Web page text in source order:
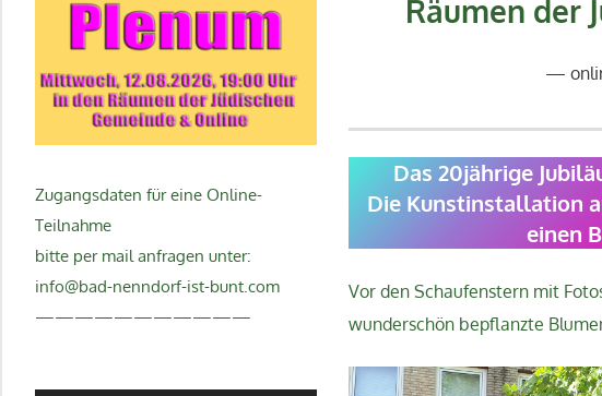
Räumen der
Das 20jährige
Die Kunstinstallation
einen
Vor den Schaufenstern mit
wunderschön bepflanzte
Zugangsdaten für eine Online-
Teilnahme
bitte per mail anfragen unter:
info@bad-nenndorf-ist-bunt.com
———————————